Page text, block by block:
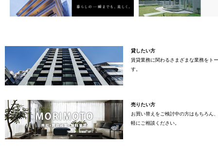
貸したい方
賃貸業務に関わるさまざまな業務をト
す。
売りたい方
お買い替えをご検討中の方はもちろん
軽にご相談ください。